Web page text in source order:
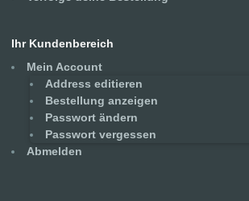
Ihr Kundenbereich
Mein Account
Address editieren
Bestellung anzeigen
Passwort ändern
Passwort vergessen
Abmelden